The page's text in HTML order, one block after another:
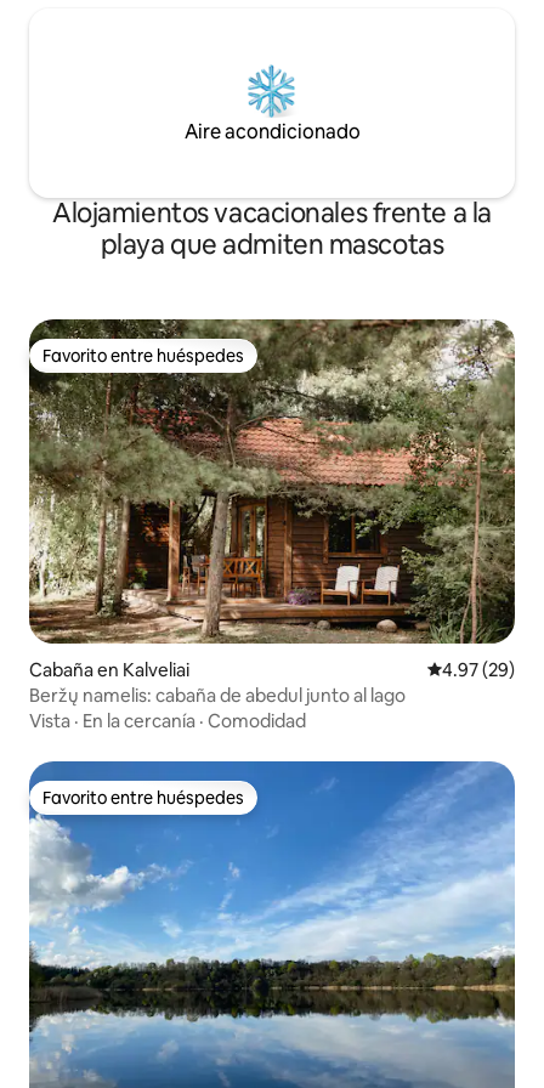
Aire acondicionado
Alojamientos vacacionales frente a la
playa que admiten mascotas
Favorito entre huéspedes
Favorito entre huéspedes
Cabaña en Kalveliai Calificación
4.97 (29)
Beržų namelis: cabaña de abedul junto al lago
Vista · En la cercanía · Comodidad
Favorito entre huéspedes
Favorito entre huéspedes